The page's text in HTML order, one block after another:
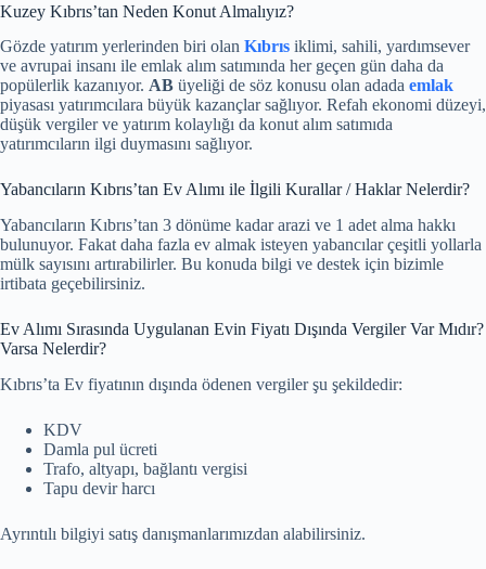
Kuzey Kıbrıs’tan Neden Konut Almalıyız?
Gözde yatırım yerlerinden biri olan Kıbrıs iklimi, sahili, yardımsever
ve avrupai insanı ile emlak alım satımında her geçen gün daha da
popülerlik kazanıyor. AB üyeliği de söz konusu olan adada emlak
piyasası yatırımcılara büyük kazançlar sağlıyor. Refah ekonomi düzeyi,
düşük vergiler ve yatırım kolaylığı da konut alım satımıda
yatırımcıların ilgi duymasını sağlıyor.
Yabancıların Kıbrıs’tan Ev Alımı ile İlgili Kurallar / Haklar Nelerdir?
Yabancıların Kıbrıs’tan 3 dönüme kadar arazi ve 1 adet alma hakkı
bulunuyor. Fakat daha fazla ev almak isteyen yabancılar çeşitli yollarla
mülk sayısını artırabilirler. Bu konuda bilgi ve destek için bizimle
irtibata geçebilirsiniz.
Ev Alımı Sırasında Uygulanan Evin Fiyatı Dışında Vergiler Var Mıdır?
Varsa Nelerdir?
Kıbrıs’ta Ev fiyatının dışında ödenen vergiler şu şekildedir:
KDV
Damla pul ücreti
Trafo, altyapı, bağlantı vergisi
Tapu devir harcı
Ayrıntılı bilgiyi satış danışmanlarımızdan alabilirsiniz.